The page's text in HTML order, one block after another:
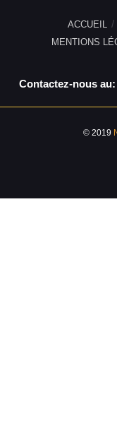
ACCUEIL
MENTIONS
Contactez-nous
© 2019